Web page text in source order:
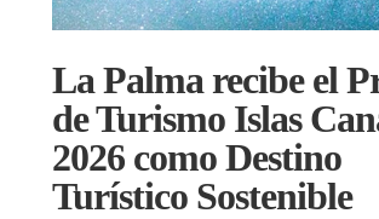
La Palma recibe el
de Turismo Islas
2026 como Destino
Turístico Sostenible